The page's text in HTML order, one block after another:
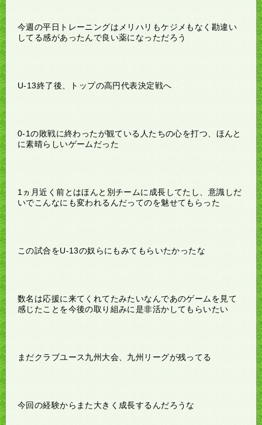
今週の平日トレーニングはメリハリもケジメもなく勘違い
してる感があったんで良い薬になっただろう
U-13終了後、トップの高円代表決定戦へ
0-1の敗戦に終わったが観ている人たちの心を打つ、ほんと
に素晴らしいゲームだった
1ヵ月近く前とはほんと別チームに成長してたし、意識しだ
いでこんなにも変われるんだってのを魅せてもらった
この試合をU-13の奴らにもみてもらいたかったな
数名は応援に来てくれてたみたいなんであのゲームを見て
感じたことを今後の取り組みに是非活かしてもらいたい
まだクラブユース九州大会、九州リーグが残ってる
今回の経験からまた大きく成長するんだろうな